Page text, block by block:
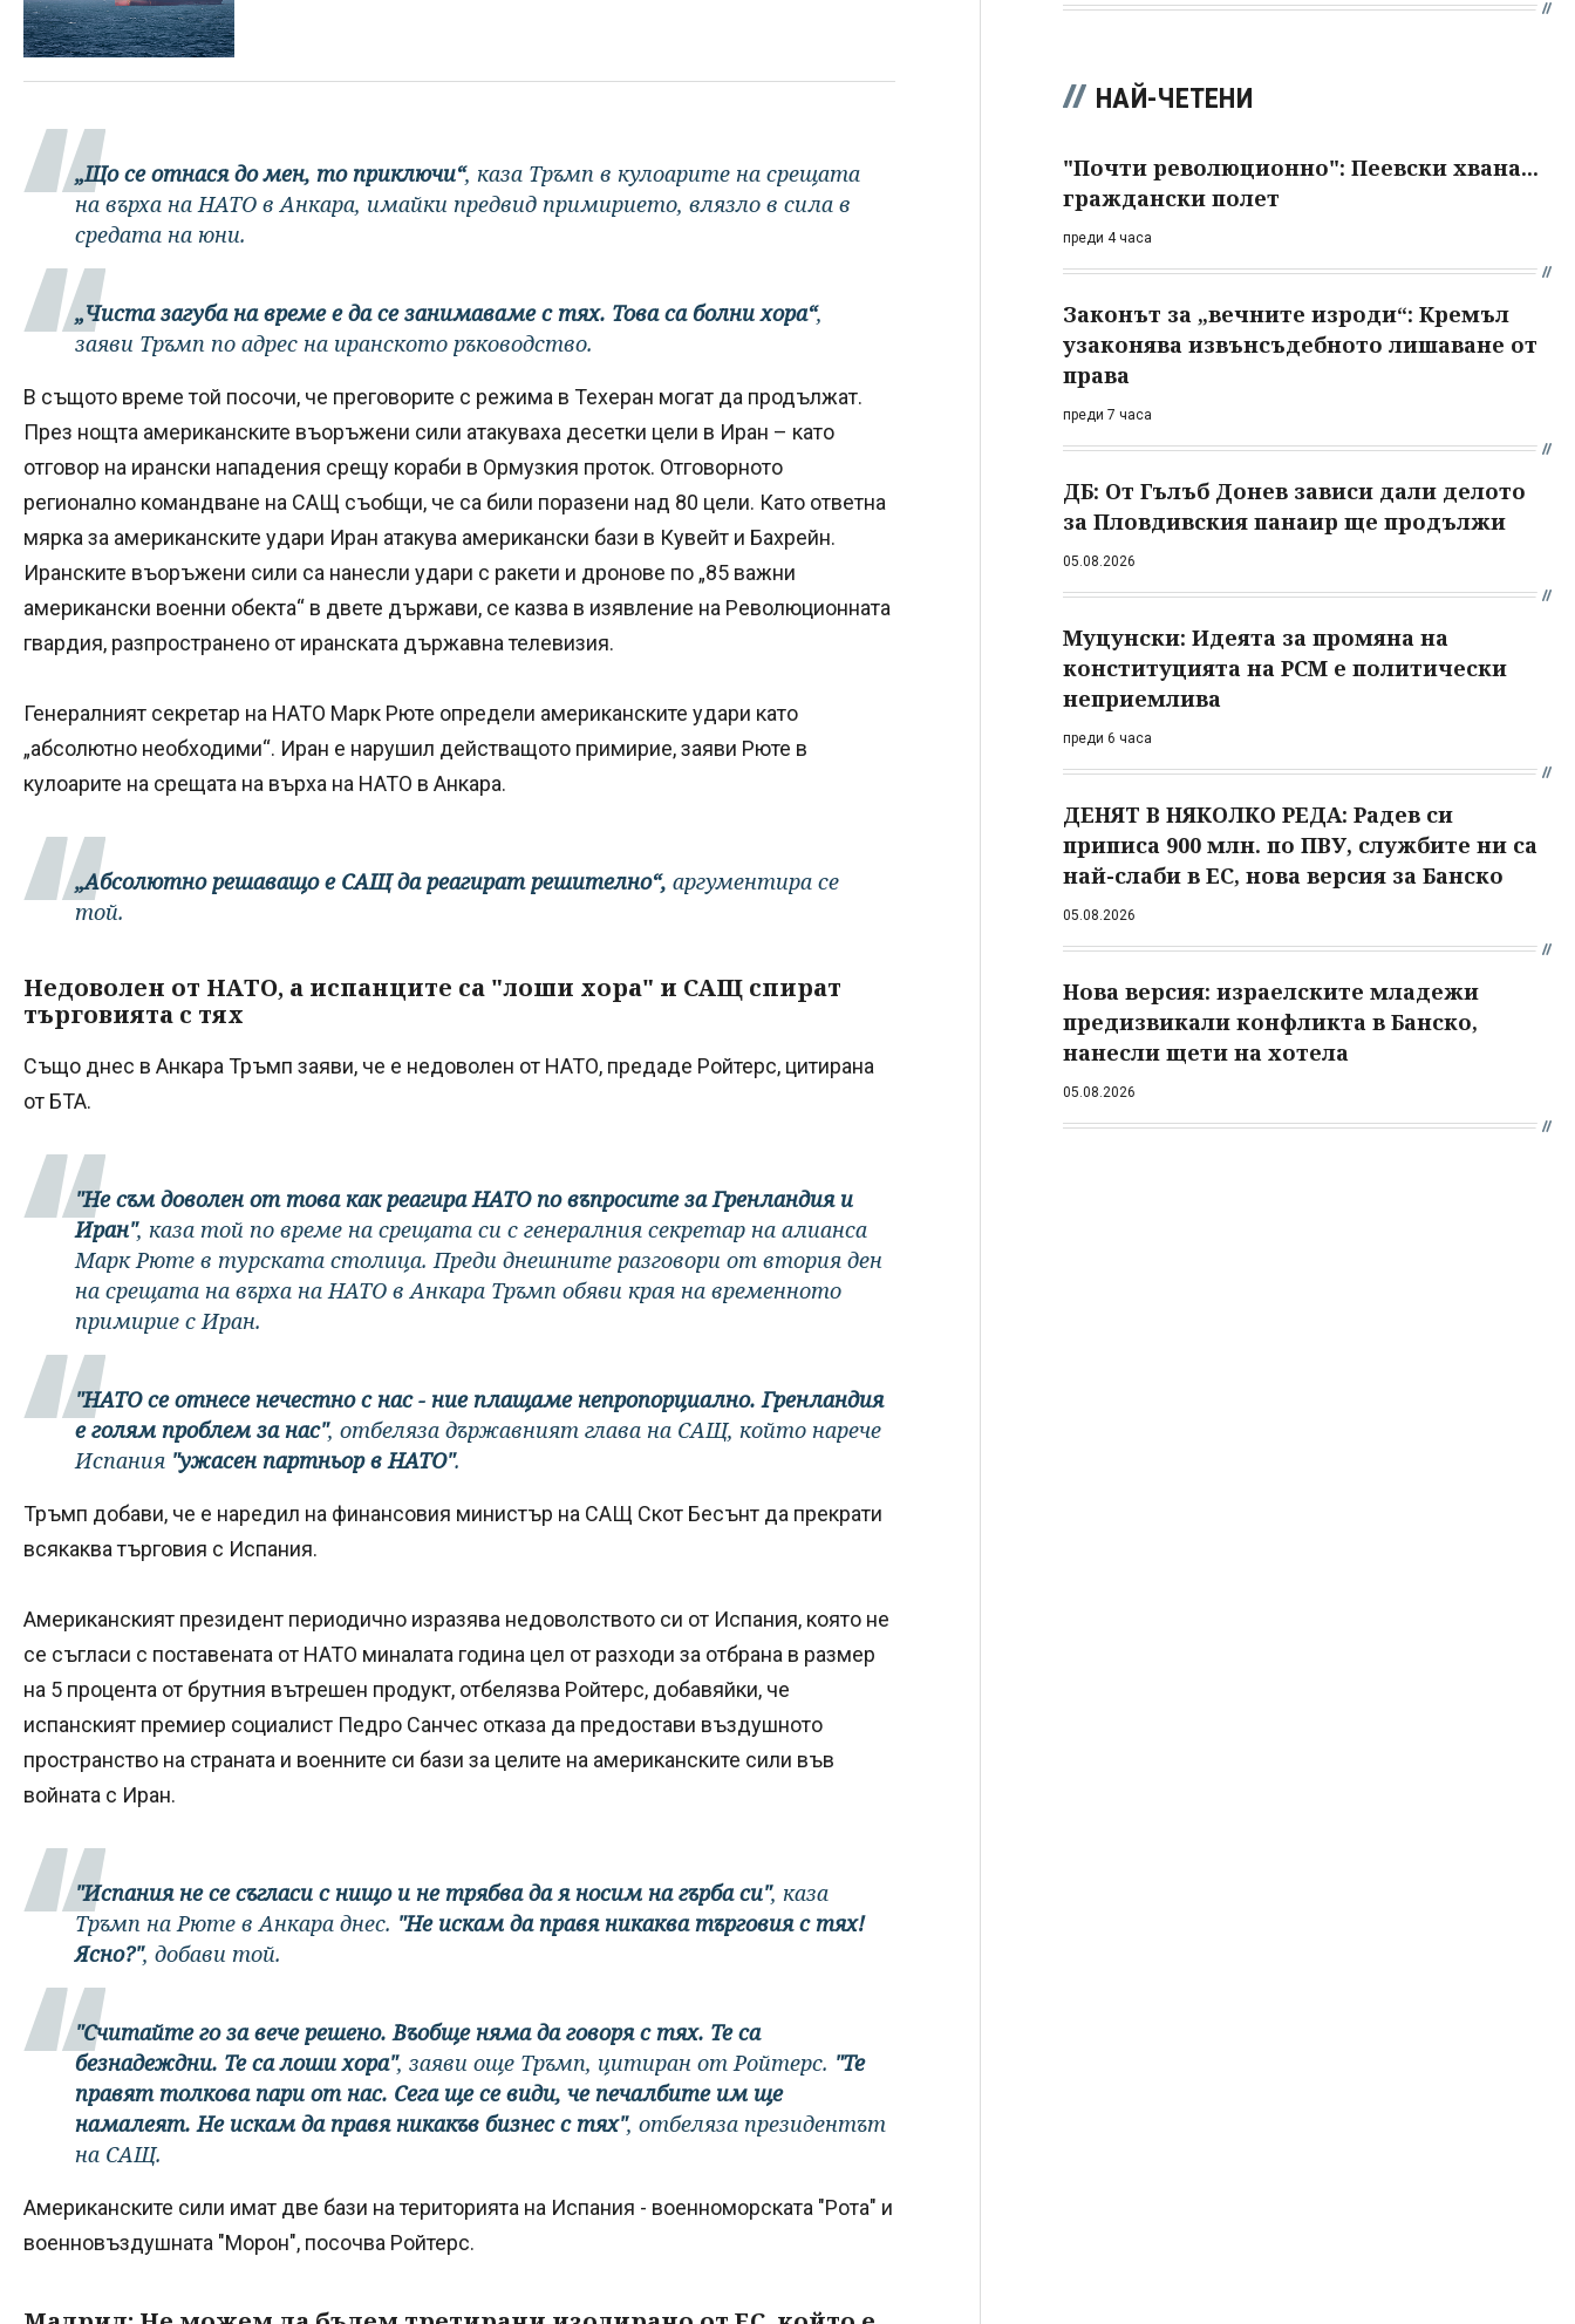
„Що се отнася до мен, то приключи“, каза Тръмп в кулоарите на срещата
на върха на НАТО в Анкара, имайки предвид примирието, влязло в сила в
средата на юни.
„Чиста загуба на време е да се занимаваме с тях. Това са болни хора“,
заяви Тръмп по адрес на иранското ръководство.
В същото време той посочи, че преговорите с режима в Техеран могат да продължат.
През нощта американските въоръжени сили атакуваха десетки цели в Иран – като
отговор на ирански нападения срещу кораби в Ормузкия проток. Отговорното
регионално командване на САЩ съобщи, че са били поразени над 80 цели. Като ответна
мярка за американските удари Иран атакува американски бази в Кувейт и Бахрейн.
Иранските въоръжени сили са нанесли удари с ракети и дронове по „85 важни
американски военни обекта“ в двете държави, се казва в изявление на Революционната
гвардия, разпространено от иранската държавна телевизия.
Генералният секретар на НАТО Марк Рюте определи американските удари като
„абсолютно необходими“. Иран е нарушил действащото примирие, заяви Рюте в
кулоарите на срещата на върха на НАТО в Анкара.
„Абсолютно решаващо е САЩ да реагират решително“, аргументира се
той.
Недоволен от НАТО, а испанците са "лоши хора" и САЩ спират
търговията с тях
Също днес в Анкара Тръмп заяви, че е недоволен от НАТО, предаде Ройтерс, цитирана
от БТА.
"Не съм доволен от това как реагира НАТО по въпросите за Гренландия и
Иран", каза той по време на срещата си с генералния секретар на алианса
Марк Рюте в турската столица. Преди днешните разговори от втория ден
на срещата на върха на НАТО в Анкара Тръмп обяви края на временното
примирие с Иран.
"НАТО се отнесе нечестно с нас - ние плащаме непропорциално. Гренландия
е голям проблем за нас", отбеляза държавният глава на САЩ, който нарече
Испания "ужасен партньор в НАТО".
Тръмп добави, че е наредил на финансовия министър на САЩ Скот Бесънт да прекрати
всякаква търговия с Испания.
Американският президент периодично изразява недоволството си от Испания, която не
се съгласи с поставената от НАТО миналата година цел от разходи за отбрана в размер
на 5 процента от брутния вътрешен продукт, отбелязва Ройтерс, добавяйки, че
испанският премиер социалист Педро Санчес отказа да предостави въздушното
пространство на страната и военните си бази за целите на американските сили във
войната с Иран.
"Испания не се съгласи с нищо и не трябва да я носим на гърба си", каза
Тръмп на Рюте в Анкара днес. "Не искам да правя никаква търговия с тях!
Ясно?", добави той.
"Считайте го за вече решено. Въобще няма да говоря с тях. Те са
безнадеждни. Те са лоши хора", заяви още Тръмп, цитиран от Ройтерс. "Те
правят толкова пари от нас. Сега ще се види, че печалбите им ще
намалеят. Не искам да правя никакъв бизнес с тях", отбеляза президентът
на САЩ.
Американските сили имат две бази на територията на Испания - военноморската "Рота" и
военновъздушната "Морон", посочва Ройтерс.
НАЙ-ЧЕТЕНИ
"Почти революционно": Пеевски хвана...
граждански полет
преди 4 часа
Законът за „вечните изроди“: Кремъл
узаконява извънсъдебното лишаване от
права
преди 7 часа
ДБ: От Гълъб Донев зависи дали делото
за Пловдивския панаир ще продължи
05.08.2026
Муцунски: Идеята за промяна на
конституцията на РСМ е политически
неприемлива
преди 6 часа
ДЕНЯТ В НЯКОЛКО РЕДА: Радев си
приписа 900 млн. по ПВУ, службите ни са
най-слаби в ЕС, нова версия за Банско
05.08.2026
Нова версия: израелските младежи
предизвикали конфликта в Банско,
нанесли щети на хотела
05.08.2026